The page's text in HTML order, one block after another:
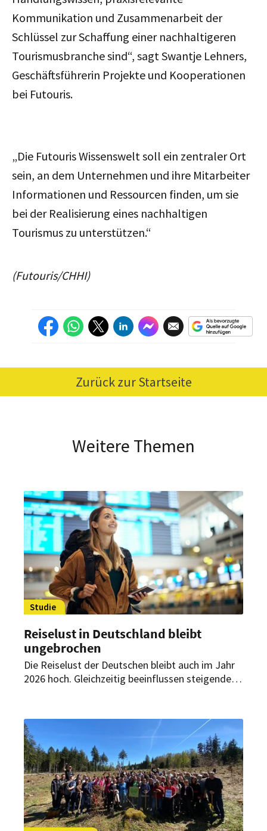
Kommunikation und Zusammenarbeit der
Schlüssel zur Schaffung einer nachhaltigeren
Tourismusbranche sind“, sagt Swantje Lehners,
Geschäftsführerin Projekte und Kooperationen
bei Futouris.
„Die Futouris Wissenswelt soll ein zentraler Ort
sein, an dem Unternehmen und ihre Mitarbeiter
Informationen und Ressourcen finden, um sie
bei der Realisierung eines nachhaltigen
Tourismus zu unterstützen.“
(Futouris/CHHI)
Zurück zur Startseite
Weitere Themen
Studie
Reiselust in Deutschland bleibt
ungebrochen
Die Reiselust der Deutschen bleibt auch im Jahr
2026 hoch. Gleichzeitig beeinflussen steigende
Das geht aus dem Global Travel Confidence
Index 2026 von Allianz Partners hervor.